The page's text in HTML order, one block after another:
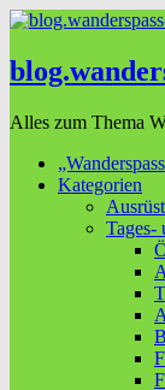
Alles zum Thema
Kategorien
Tages-